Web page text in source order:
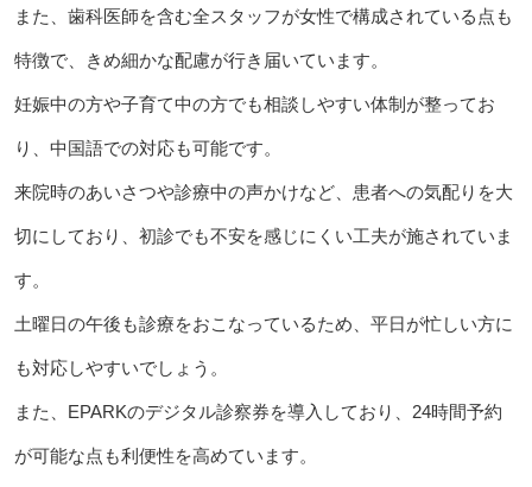
また、歯科医師を含む全スタッフが女性で構成されている点も
特徴で、きめ細かな配慮が行き届いています。
妊娠中の方や子育て中の方でも相談しやすい体制が整ってお
り、中国語での対応も可能です。
来院時のあいさつや診療中の声かけなど、患者への気配りを大
切にしており、初診でも不安を感じにくい工夫が施されていま
す。
土曜日の午後も診療をおこなっているため、平日が忙しい方に
も対応しやすいでしょう。
また、EPARKのデジタル診察券を導入しており、24時間予約
が可能な点も利便性を高めています。